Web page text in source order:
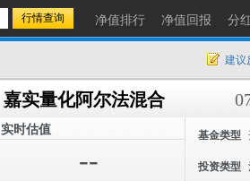
净值排行 净值回报 分
建议
嘉实量化阿尔法混合
实时估值
--
基金类型
投资类型